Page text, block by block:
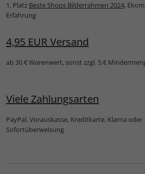
1. Platz Beste Shops Bilderrahmen 2024,
Erfahrung
4,95 EUR Versand
ab 30 € Warenwert, sonst zzgl. 5 €
Viele Zahlungsarten
PayPal, Vorauskasse, Kreditkarte, Klarna oder
Sofortüberweisung